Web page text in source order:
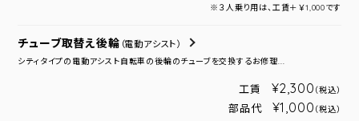
※３人乗り用は、工賃＋￥1,000です
チューブ取替え後輪 （電動アシスト）
シティタイプの電動アシスト自転車の後輪のチューブを交換するお修理...
工賃 ¥2,300 （税込）
部品代 ¥1,000 （税込）